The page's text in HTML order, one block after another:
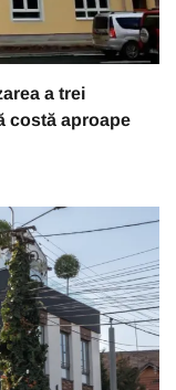
a trei
costă aproape